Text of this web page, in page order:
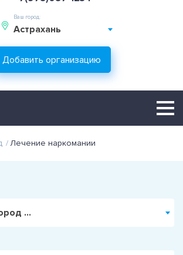
Ваш город:
Астрахань
Добавить организацию
/Лечение наркомании
...